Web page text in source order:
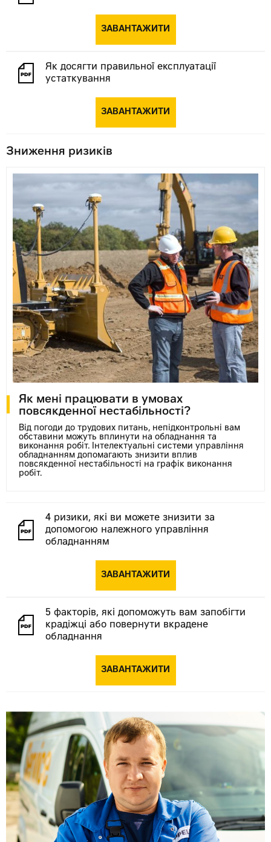
ЗАВАНТАЖИТИ
Як досягти правильної експлуатації
устаткування
ЗАВАНТАЖИТИ
Зниження ризиків
Як мені працювати в умовах
повсякденної нестабільності?
Від погоди до трудових питань, непідконтрольні вам
обставини можуть вплинути на обладнання та
виконання робіт. Інтелектуальні системи управління
обладнанням допомагають знизити вплив
повсякденної нестабільності на графік виконання
робіт.
4 ризики, які ви можете знизити за
допомогою належного управління
обладнанням
ЗАВАНТАЖИТИ
5 факторів, які допоможуть вам запобігти
крадіжці або повернути вкрадене
обладнання
ЗАВАНТАЖИТИ